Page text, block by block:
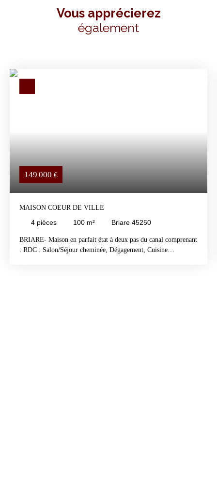
Vous apprécierez
également
149 000 €
MAISON COEUR DE VILLE
4 pièces 100 m² Briare 45250
BRIARE- Maison en parfait état à deux pas du canal comprenant
: RDC : Salon/Séjour cheminée, Dégagement, Cuisine